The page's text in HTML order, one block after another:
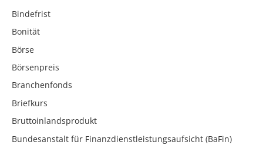
Bindefrist
Bonität
Börse
Börsenpreis
Branchenfonds
Briefkurs
Bruttoinlandsprodukt
Bundesanstalt für Finanzdienstleistungsaufsicht (BaFin)